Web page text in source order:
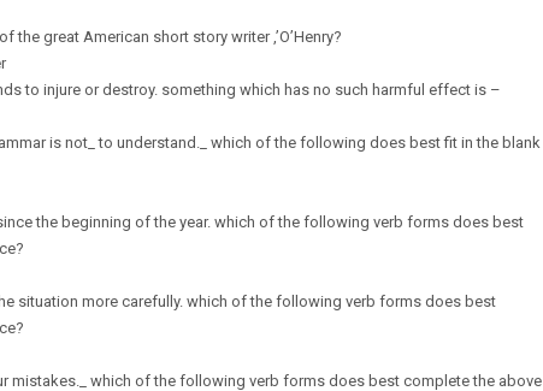
the great American short story writer ,’O’Henry?
to injure or destroy. something which has no such harmful effect is –
is not_ to understand._ which of the following does best fit in the blank
the beginning of the year. which of the following verb forms does best
situation more carefully. which of the following verb forms does best
mistakes._ which of the following verb forms does best complete the above